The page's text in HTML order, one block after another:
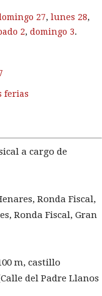
27, lunes 28,
2, domingo 3.
ferias
a cargo de
Ronda Fiscal,
Ronda Fiscal, Gran
m, castillo
del Padre Llanos